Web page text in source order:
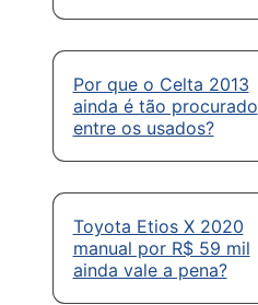
Por que o Celta 2013
ainda é tão procurado
entre os usados?
Toyota Etios X 2020
manual por R$ 59 mil
ainda vale a pena?